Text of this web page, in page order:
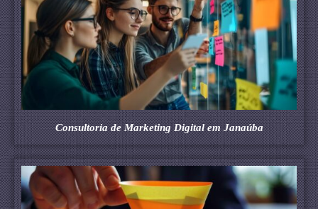
Consultoria de Marketing Digital em Janaúba